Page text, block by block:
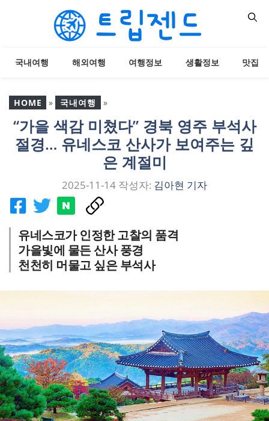
뛰
기
국내여행 해외여행 여행정보 생활정보 맛집
HOME » 국내여행 »
“가을 색감 미쳤다” 경북
영주 부석사 절경… 유네스
코 산사가 보여주는 깊은
“가을 색감 미쳤다” 경북 영주 부석사
절경… 유네스코 산사가 보여주는 깊
은 계절미
2025-11-14 작성자: 김아현 기자
유네스코가 인정한 고찰의 품격
가을빛에 물든 산사 풍경
천천히 머물고 싶은 부석사